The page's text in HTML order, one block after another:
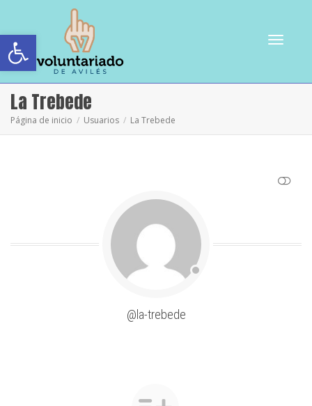
Abrir barra de herramientas
La Trebede
Página de inicio Usuarios La Trebede
@la-trebede